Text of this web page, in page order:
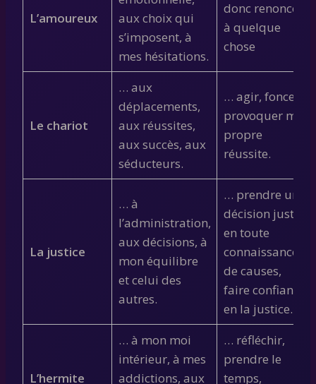
L’amoureux
aux choix qui
s’imposent, à
mes hésitations.
donc renoncer
à quelque
chose
Le chariot
… aux
déplacements,
aux réussites,
aux succès, aux
séducteurs.
… agir, foncer,
provoquer ma
propre
réussite.
La justice
… à
l’administration,
aux décisions, à
mon équilibre
et celui des
autres.
… prendre une
décision juste
en toute
connaissance
de causes,
faire confiance
en la justice.
L’hermite
… à mon moi
intérieur, à mes
addictions, aux
… réfléchir,
prendre le
temps,